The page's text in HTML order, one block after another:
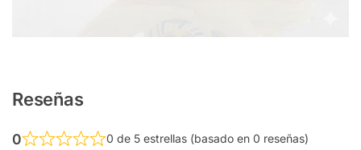
Reseñas
0 0 de 5 estrellas (basado en 0 reseñas)